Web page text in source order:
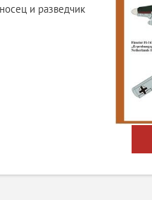
и разведчик